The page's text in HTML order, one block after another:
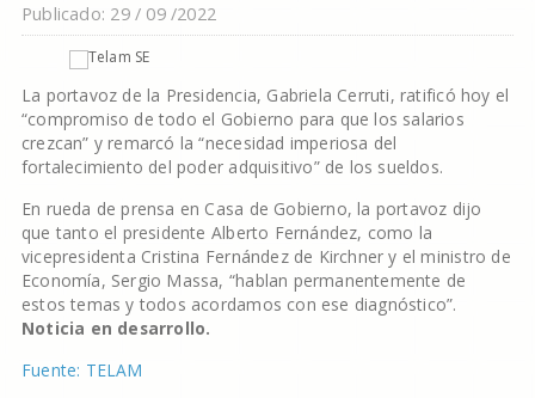
Publicado: 29 / 09 /2022
La portavoz de la Presidencia, Gabriela Cerruti, ratificó hoy el
“compromiso de todo el Gobierno para que los salarios
crezcan” y remarcó la “necesidad imperiosa del
fortalecimiento del poder adquisitivo” de los sueldos.
En rueda de prensa en Casa de Gobierno, la portavoz dijo
que tanto el presidente Alberto Fernández, como la
vicepresidenta Cristina Fernández de Kirchner y el ministro de
Economía, Sergio Massa, “hablan permanentemente de
estos temas y todos acordamos con ese diagnóstico”.
Noticia en desarrollo.
Fuente: TELAM